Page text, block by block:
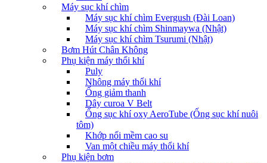
Máy sục khí chìm
Máy sục khí chìm Evergush (Đài Loan)
Máy sục khí chìm Shinmaywa (Nhật)
Máy sục khí chìm Tsurumi (Nhật)
Bơm Hút Chân Không
Phụ kiện máy thổi khí
Puly
Nhông máy thổi khí
Ống giảm thanh
Dây curoa V Belt
Ống sục khí oxy AeroTube (Ống sục khí nuôi
tôm)
Khớp nối mềm cao su
Van một chiều máy thổi khí
Phụ kiện bơm